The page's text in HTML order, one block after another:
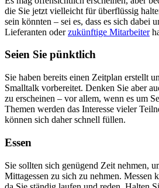
die Sie jetzt vielleicht für überflüssig
sein könnten – sei es, dass es sich dabei
Lieferanten oderzukünftige Mitarbeiter
Seien Sie pünktlich
Sie haben bereits einen Zeitplan erstellt
Smalltalk vorbereitet. Denken Sie aber
zu erscheinen – vor allem, wenn es um
Themen werden das Interesse vieler
können sich daher schnell füllen.
Essen
Sie sollten sich genügend Zeit nehmen,
Mittagessen zu sich zu nehmen. Messen